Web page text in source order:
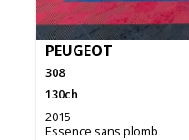
PEUGEOT
308
130ch
2015
Essence sans plomb